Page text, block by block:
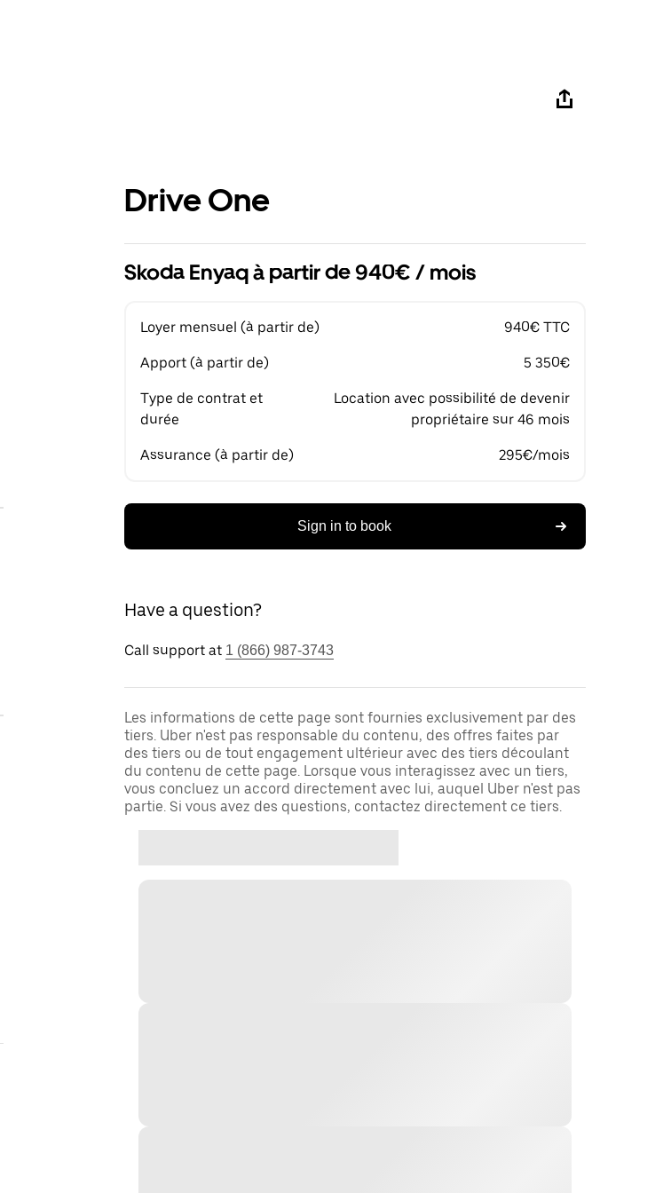
Drive One
Skoda Enyaq à partir de 940€ / mois
Loyer mensuel (à partir de) 940€ TTC
Apport (à partir de) 5 350€
Type de contrat et
durée
Location avec possibilité de devenir
propriétaire sur 46 mois
Assurance (à partir de) 295€/mois
Sign in to book
Have a question?
Call support at 1 (866) 987-3743
Les informations de cette page sont fournies exclusivement par des
tiers. Uber n'est pas responsable du contenu, des offres faites par
des tiers ou de tout engagement ultérieur avec des tiers découlant
du contenu de cette page. Lorsque vous interagissez avec un tiers,
vous concluez un accord directement avec lui, auquel Uber n'est pas
partie. Si vous avez des questions, contactez directement ce tiers.